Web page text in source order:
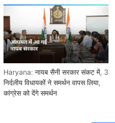
Haryana: नायब सैनी सरकार संकट में, 3
निर्दलीय विधायकों ने समर्थन वापस लिया,
कांग्रेस को देंगे समर्थन